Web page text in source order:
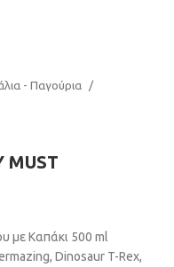
- Παγούρια
με Καπάκι 500 ml
Dinosaur T-Rex,